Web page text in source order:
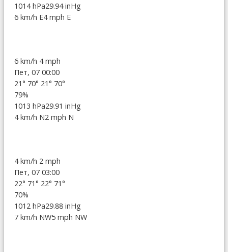
1014 hPa29.94 inHg
6 km/h E4 mph E
6 km/h 4 mph
Пет, 07 00:00
21° 70° 21° 70°
79%
1013 hPa29.91 inHg
4 km/h N2 mph N
4 km/h 2 mph
Пет, 07 03:00
22° 71° 22° 71°
70%
1012 hPa29.88 inHg
7 km/h NW5 mph NW